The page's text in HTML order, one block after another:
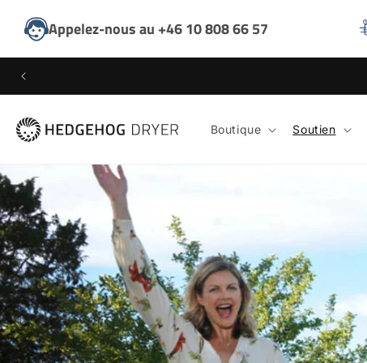
Appelez-nous au +46 10 808 66 57
PASSER
AU
CONTENU
Boutique Soutien